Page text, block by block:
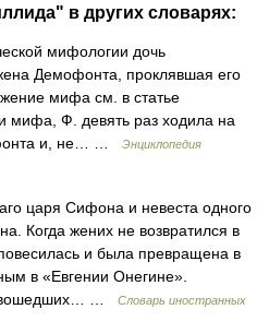
в других словарях:
мифологии дочь
Демофонта, проклявшая его
мифа см. в статье
мифа, Ф. девять раз ходила на
и, не… …
Энциклопедия
царя Сифона и невеста одного
Когда жених не возвратился в
и была превращена в
в «Евгении Онегине».
вошедших… …
Словарь иностранных